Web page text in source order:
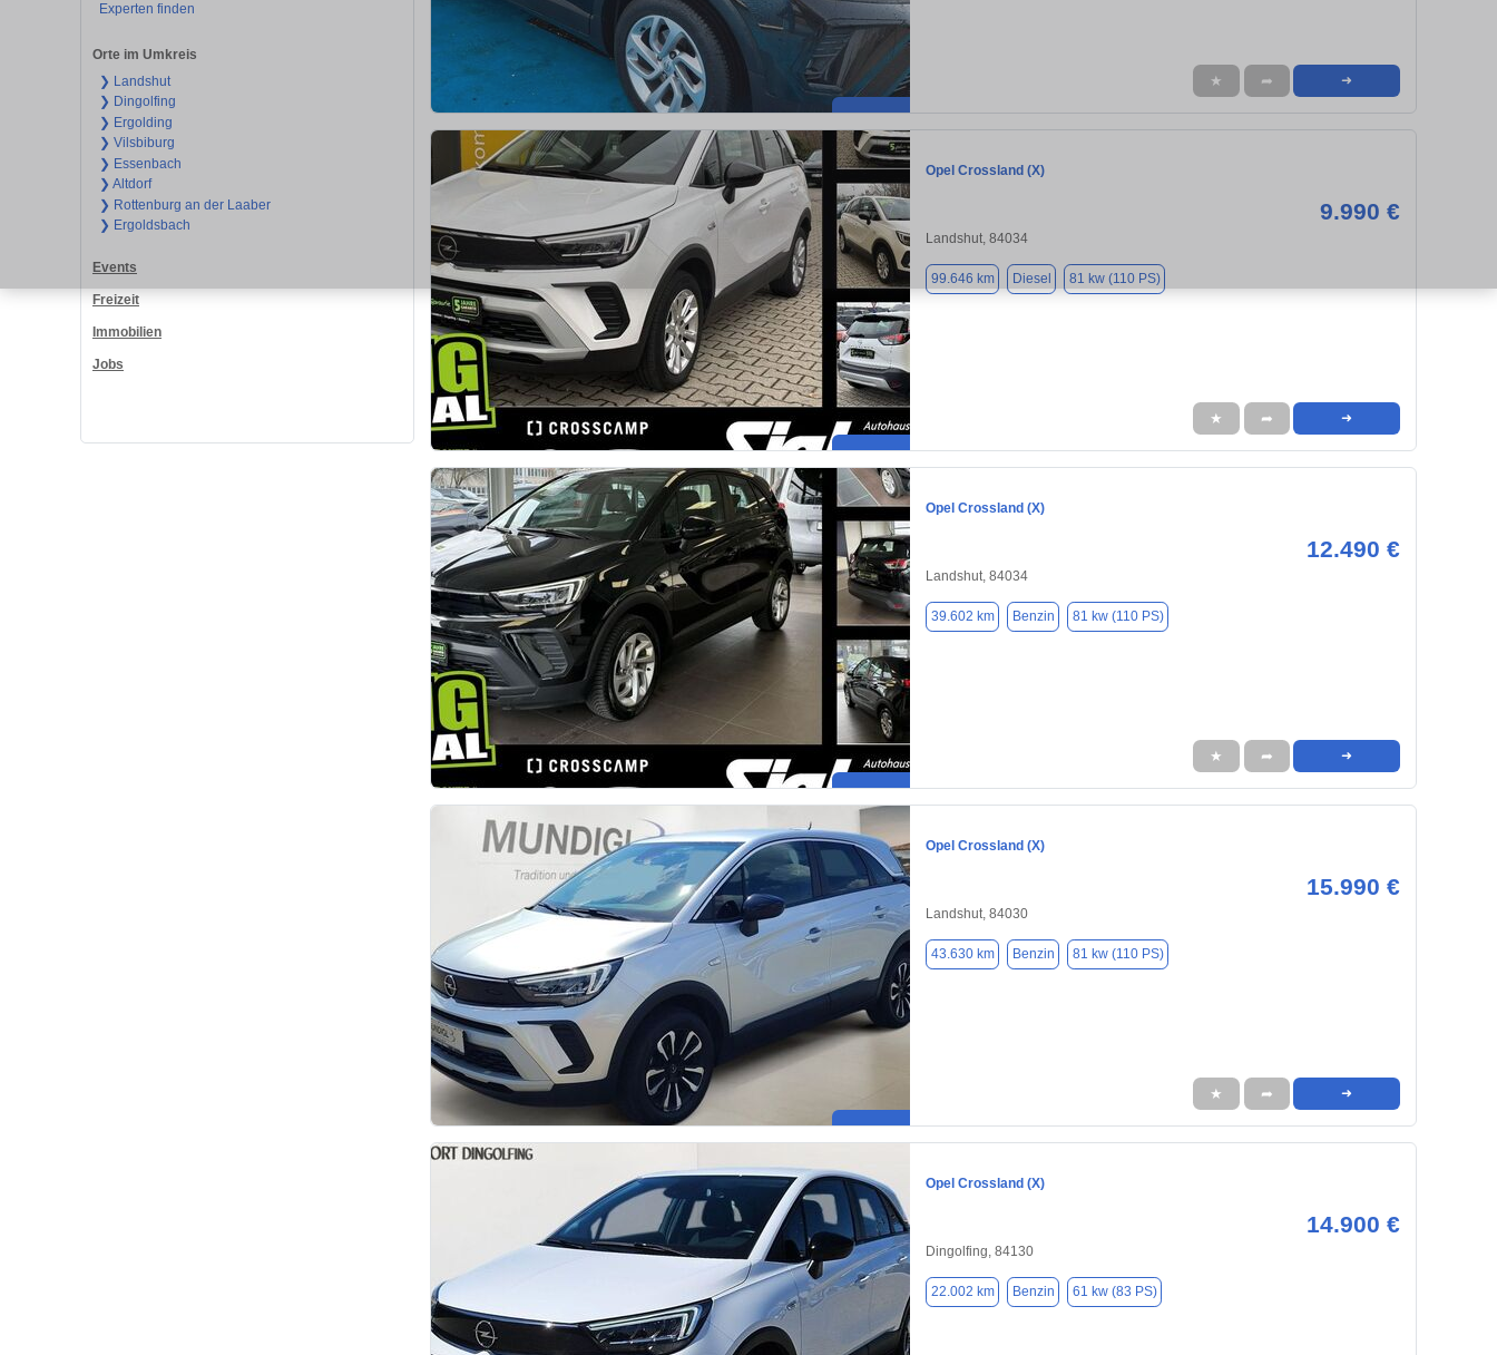
Experten finden
Orte im Umkreis
❯ Landshut
❯ Dingolfing
❯ Ergolding
❯ Vilsbiburg
❯ Essenbach
❯ Altdorf
❯ Rottenburg an der Laaber
❯ Ergoldsbach
Events
Freizeit
Immobilien
Jobs
★ ➦ ➜
Opel Crossland (X)
9.990 €
Landshut, 84034
99.646 km Diesel 81 kw (110 PS)
★ ➦ ➜
Opel Crossland (X)
12.490 €
Landshut, 84034
39.602 km Benzin 81 kw (110 PS)
★ ➦ ➜
Opel Crossland (X)
15.990 €
Landshut, 84030
43.630 km Benzin 81 kw (110 PS)
★ ➦ ➜
Opel Crossland (X)
14.900 €
Dingolfing, 84130
22.002 km Benzin 61 kw (83 PS)